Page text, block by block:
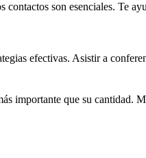
son esenciales. Te
efectivas. Asistir a
importante que su cantidad.